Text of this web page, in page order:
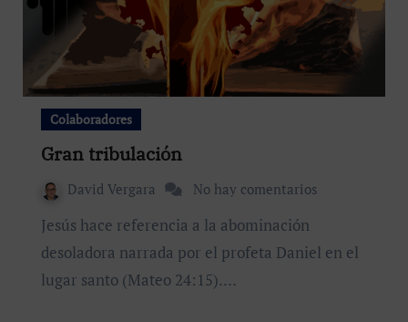
Colaboradores
Gran tribulación
David Vergara No hay comentarios
Jesús hace referencia a la abominación
desoladora narrada por el profeta Daniel en el
lugar santo (Mateo 24:15).…